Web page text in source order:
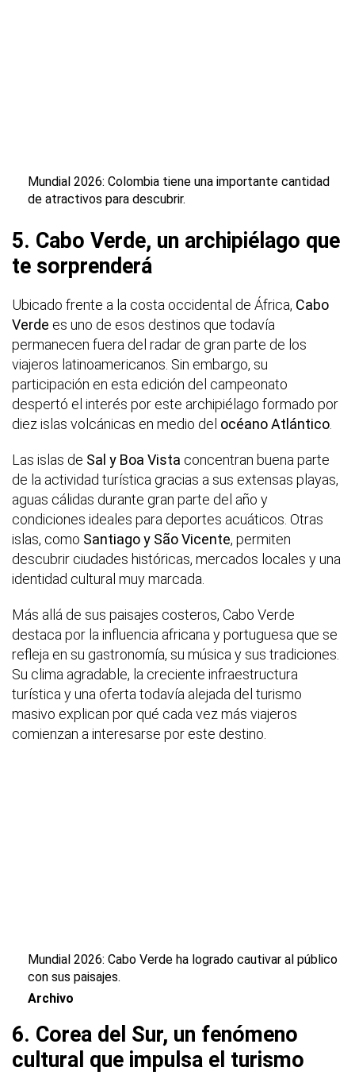
Mundial 2026: Colombia tiene una importante cantidad
de atractivos para descubrir.
5. Cabo Verde, un archipiélago que
te sorprenderá
Ubicado frente a la costa occidental de África, Cabo
Verde es uno de esos destinos que todavía
permanecen fuera del radar de gran parte de los
viajeros latinoamericanos. Sin embargo, su
participación en esta edición del campeonato
despertó el interés por este archipiélago formado por
diez islas volcánicas en medio del océano Atlántico.
Las islas de Sal y Boa Vista concentran buena parte
de la actividad turística gracias a sus extensas playas,
aguas cálidas durante gran parte del año y
condiciones ideales para deportes acuáticos. Otras
islas, como Santiago y São Vicente, permiten
descubrir ciudades históricas, mercados locales y una
identidad cultural muy marcada.
Más allá de sus paisajes costeros, Cabo Verde
destaca por la influencia africana y portuguesa que se
refleja en su gastronomía, su música y sus tradiciones.
Su clima agradable, la creciente infraestructura
turística y una oferta todavía alejada del turismo
masivo explican por qué cada vez más viajeros
comienzan a interesarse por este destino.
Mundial 2026: Cabo Verde ha logrado cautivar al público
con sus paisajes.
Archivo
6. Corea del Sur, un fenómeno
cultural que impulsa el turismo